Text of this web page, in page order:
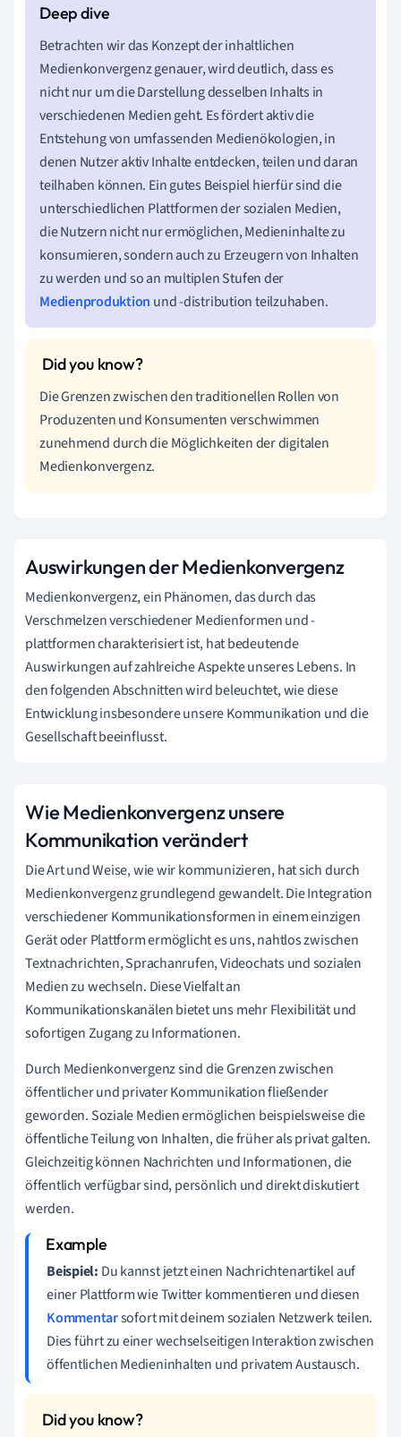
Betrachten wir das Konzept der inhaltlichen
Medienkonvergenz genauer, wird deutlich, dass es
nicht nur um die Darstellung desselben Inhalts in
verschiedenen Medien geht. Es fördert aktiv die
Entstehung von umfassenden Medienökologien, in
denen Nutzer aktiv Inhalte entdecken, teilen und daran
teilhaben können. Ein gutes Beispiel hierfür sind die
unterschiedlichen Plattformen der sozialen Medien,
die Nutzern nicht nur ermöglichen, Medieninhalte zu
konsumieren, sondern auch zu Erzeugern von Inhalten
zu werden und so an multiplen Stufen der
Medienproduktion und -distribution teilzuhaben.
Die Grenzen zwischen den traditionellen Rollen von
Produzenten und Konsumenten verschwimmen
zunehmend durch die Möglichkeiten der digitalen
Medienkonvergenz.
Auswirkungen der Medienkonvergenz
Medienkonvergenz, ein Phänomen, das durch das
Verschmelzen verschiedener Medienformen und -
plattformen charakterisiert ist, hat bedeutende
Auswirkungen auf zahlreiche Aspekte unseres Lebens. In
den folgenden Abschnitten wird beleuchtet, wie diese
Entwicklung insbesondere unsere Kommunikation und die
Gesellschaft beeinflusst.
Wie Medienkonvergenz unsere
Kommunikation verändert
Die Art und Weise, wie wir kommunizieren, hat sich durch
Medienkonvergenz grundlegend gewandelt. Die Integration
verschiedener Kommunikationsformen in einem einzigen
Gerät oder Plattform ermöglicht es uns, nahtlos zwischen
Textnachrichten, Sprachanrufen, Videochats und sozialen
Medien zu wechseln. Diese Vielfalt an
Kommunikationskanälen bietet uns mehr Flexibilität und
sofortigen Zugang zu Informationen.
Durch Medienkonvergenz sind die Grenzen zwischen
öffentlicher und privater Kommunikation fließender
geworden. Soziale Medien ermöglichen beispielsweise die
öffentliche Teilung von Inhalten, die früher als privat galten.
Gleichzeitig können Nachrichten und Informationen, die
öffentlich verfügbar sind, persönlich und direkt diskutiert
werden.
Beispiel: Du kannst jetzt einen Nachrichtenartikel auf
einer Plattform wie Twitter kommentieren und diesen
Kommentarsofort mit deinem sozialen Netzwerk teilen.
Dies führt zu einer wechselseitigen Interaktion zwischen
öffentlichen Medieninhalten und privatem Austausch.